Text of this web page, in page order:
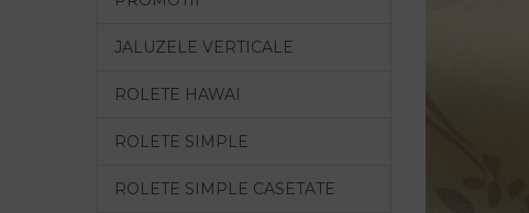
JALUZELE VERTICALE
ROLETE HAWAI
ROLETE SIMPLE
ROLETE SIMPLE CASETATE